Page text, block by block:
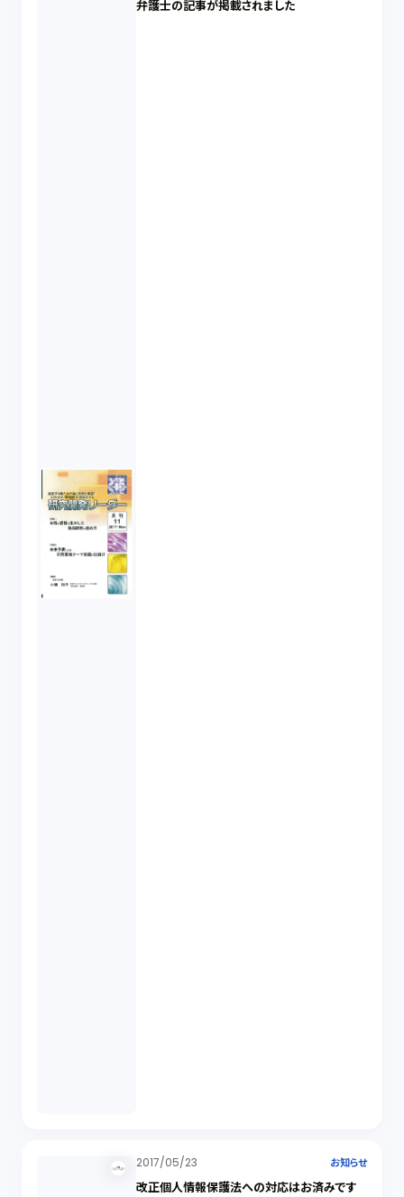
弁護士の記事が掲載されました
2017/05/23 お知らせ
改正個人情報保護法への対応はお済みです